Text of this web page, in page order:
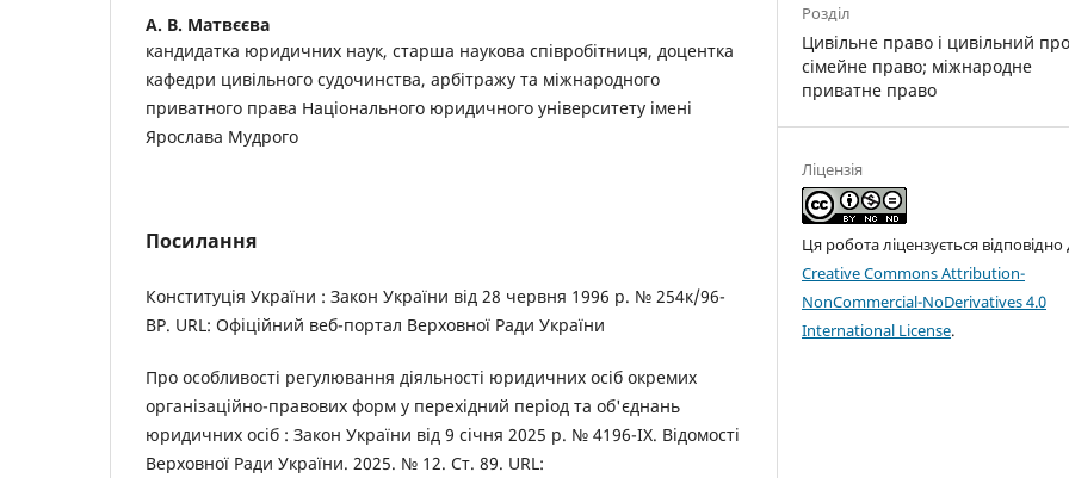
А. В. Матвєєва
кандидатка юридичних наук, старша наукова співробітниця, доцентка
кафедри цивільного судочинства, арбітражу та міжнародного
приватного права Національного юридичного університету імені
Ярослава Мудрого
Посилання
Конституція України : Закон України від 28 червня 1996 р. № 254к/96-
ВР. URL: Офіційний веб-портал Верховної Ради України
Про особливості регулювання діяльності юридичних осіб окремих
організаційно-правових форм у перехідний період та об'єднань
юридичних осіб : Закон України від 9 січня 2025 р. № 4196-IX. Відомості
Верховної Ради України. 2025. № 12. Ст. 89. URL:
Розділ
Цивільне право і цивільний
cімейне право; міжнародне
приватне право
Ліцензія
Ця робота ліцензується відповідно
Creative Commons Attribution-
NonCommercial-NoDerivatives 4.0
International License.